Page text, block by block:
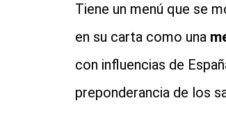
Tiene un menú que se
en su carta como una
con influencias de
preponderancia de los